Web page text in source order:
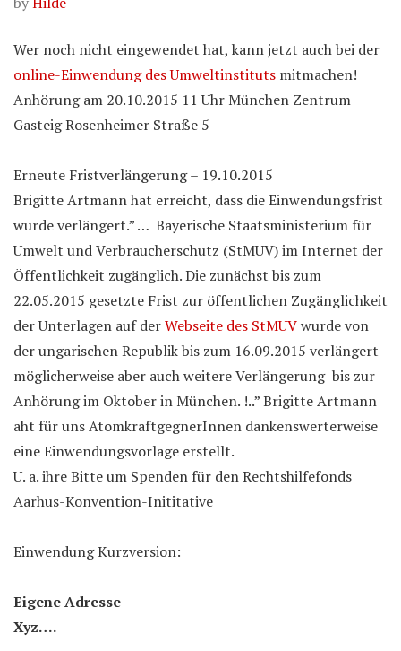
Wer noch nicht eingewendet hat, kann jetzt auch bei der
online-Einwendung des Umweltinstituts mitmachen!
Anhörung am 20.10.2015 11 Uhr München Zentrum
Gasteig Rosenheimer Straße 5
Erneute Fristverlängerung – 19.10.2015
Brigitte Artmann hat erreicht, dass die Einwendungsfrist
wurde verlängert.” … Bayerische Staatsministerium für
Umwelt und Verbraucherschutz (StMUV) im Internet der
Öffentlichkeit zugänglich. Die zunächst bis zum
22.05.2015 gesetzte Frist zur öffentlichen Zugänglichkeit
der Unterlagen auf derWebseite des StMUVwurde von
der ungarischen Republik bis zum 16.09.2015 verlängert
möglicherweise aber auch weitere Verlängerung bis zur
Anhörung im Oktober in München. !..” Brigitte Artmann
aht für uns AtomkraftgegnerInnen dankenswerterweise
eine Einwendungsvorlage erstellt.
U. a. ihre Bitte um Spenden für den Rechtshilfefonds
Aarhus-Konvention-Inititative
Einwendung Kurzversion:
Eigene Adresse
Xyz….